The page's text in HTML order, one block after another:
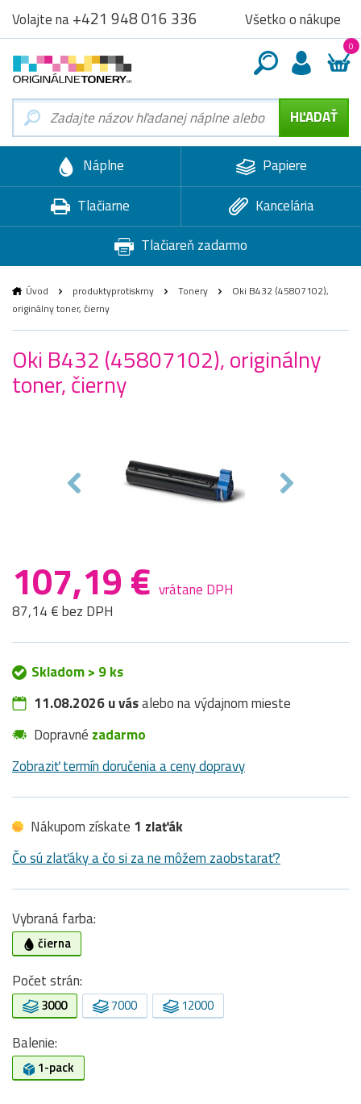
Volajte na+421 948 016 336 Všetko o nákupe
0
Náplne
Papiere
Tlačiarne
Kancelária
Tlačiareň zadarmo
Úvod produktyprotiskrny Tonery
Oki B432 (45807102),
originálny toner, čierny
Oki B432 (45807102), originálny
toner, čierny
107,19 € vrátane DPH
87,14 € bez DPH
Skladom > 9 ks
11.08.2026 u vásalebo na výdajnom mieste
Dopravné zadarmo
Zobraziť termín doručenia a ceny dopravy
Nákupom získate 1 zlaťák
Čo sú zlaťáky a čo si za ne môžem zaobstarať?
Vybraná farba:
čierna
Počet strán:
3000 7000 12000
Balenie:
1-pack